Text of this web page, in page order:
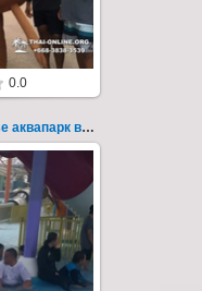
0.0
Columbia Pictures Aquaverse аквапарк в Паттайе 25
- новый
Паттайе.
после